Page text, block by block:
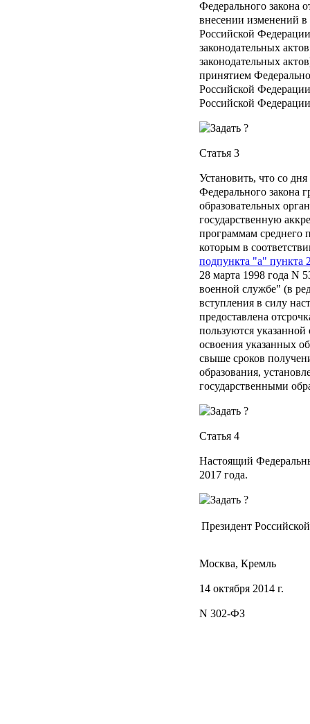
Федерального закона
внесении изменений в
Российской
законодательных
законодательных
принятием
Российской
Российской
Статья 3
Установить, что со дня
Федерального закона
образовательных
государственную
программам среднего
которым в
подпункта "а" пункта
28 марта 1998 года N
военной службе" (в
вступления в силу
предоставлена
пользуются указанной
освоения указанных
свыше сроков
образования,
государственными
Статья 4
Настоящий
2017 года.
Президент
Москва, Кремль
14 октября 2014 г.
N 302-ФЗ